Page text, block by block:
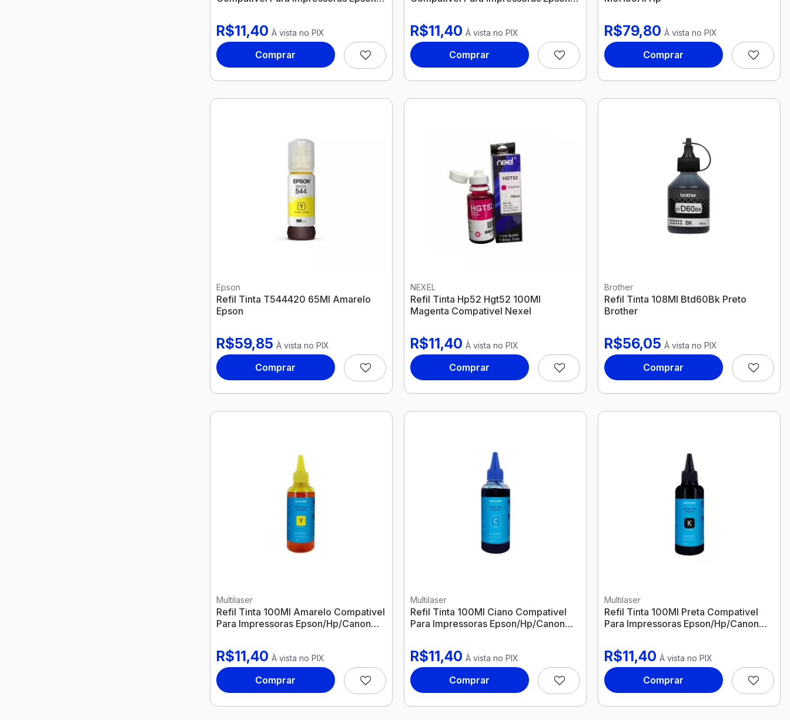
R$11,40 À vista no PIX
Comprar
R$11,40 À vista no PIX
Comprar
R$79,80 À vista no PIX
Comprar
Epson
Refil Tinta T544420 65Ml Amarelo
Epson
R$59,85 À vista no PIX
Comprar
NEXEL
Refil Tinta Hp52 Hgt52 100Ml
Magenta Compativel Nexel
R$11,40 À vista no PIX
Comprar
Brother
Refil Tinta 108Ml Btd60Bk Preto
Brother
R$56,05 À vista no PIX
Comprar
Multilaser
Refil Tinta 100Ml Amarelo Compativel
Para Impressoras Epson/Hp/Canon
R$11,40 À vista no PIX
Comprar
Multilaser
Refil Tinta 100Ml Ciano Compativel
Para Impressoras Epson/Hp/Canon
R$11,40 À vista no PIX
Comprar
Multilaser
Refil Tinta 100Ml Preta Compativel
Para Impressoras Epson/Hp/Canon
R$11,40 À vista no PIX
Comprar